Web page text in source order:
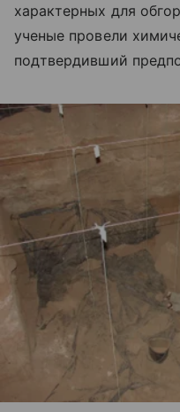
характерных для
ученые провели
подтвердивший